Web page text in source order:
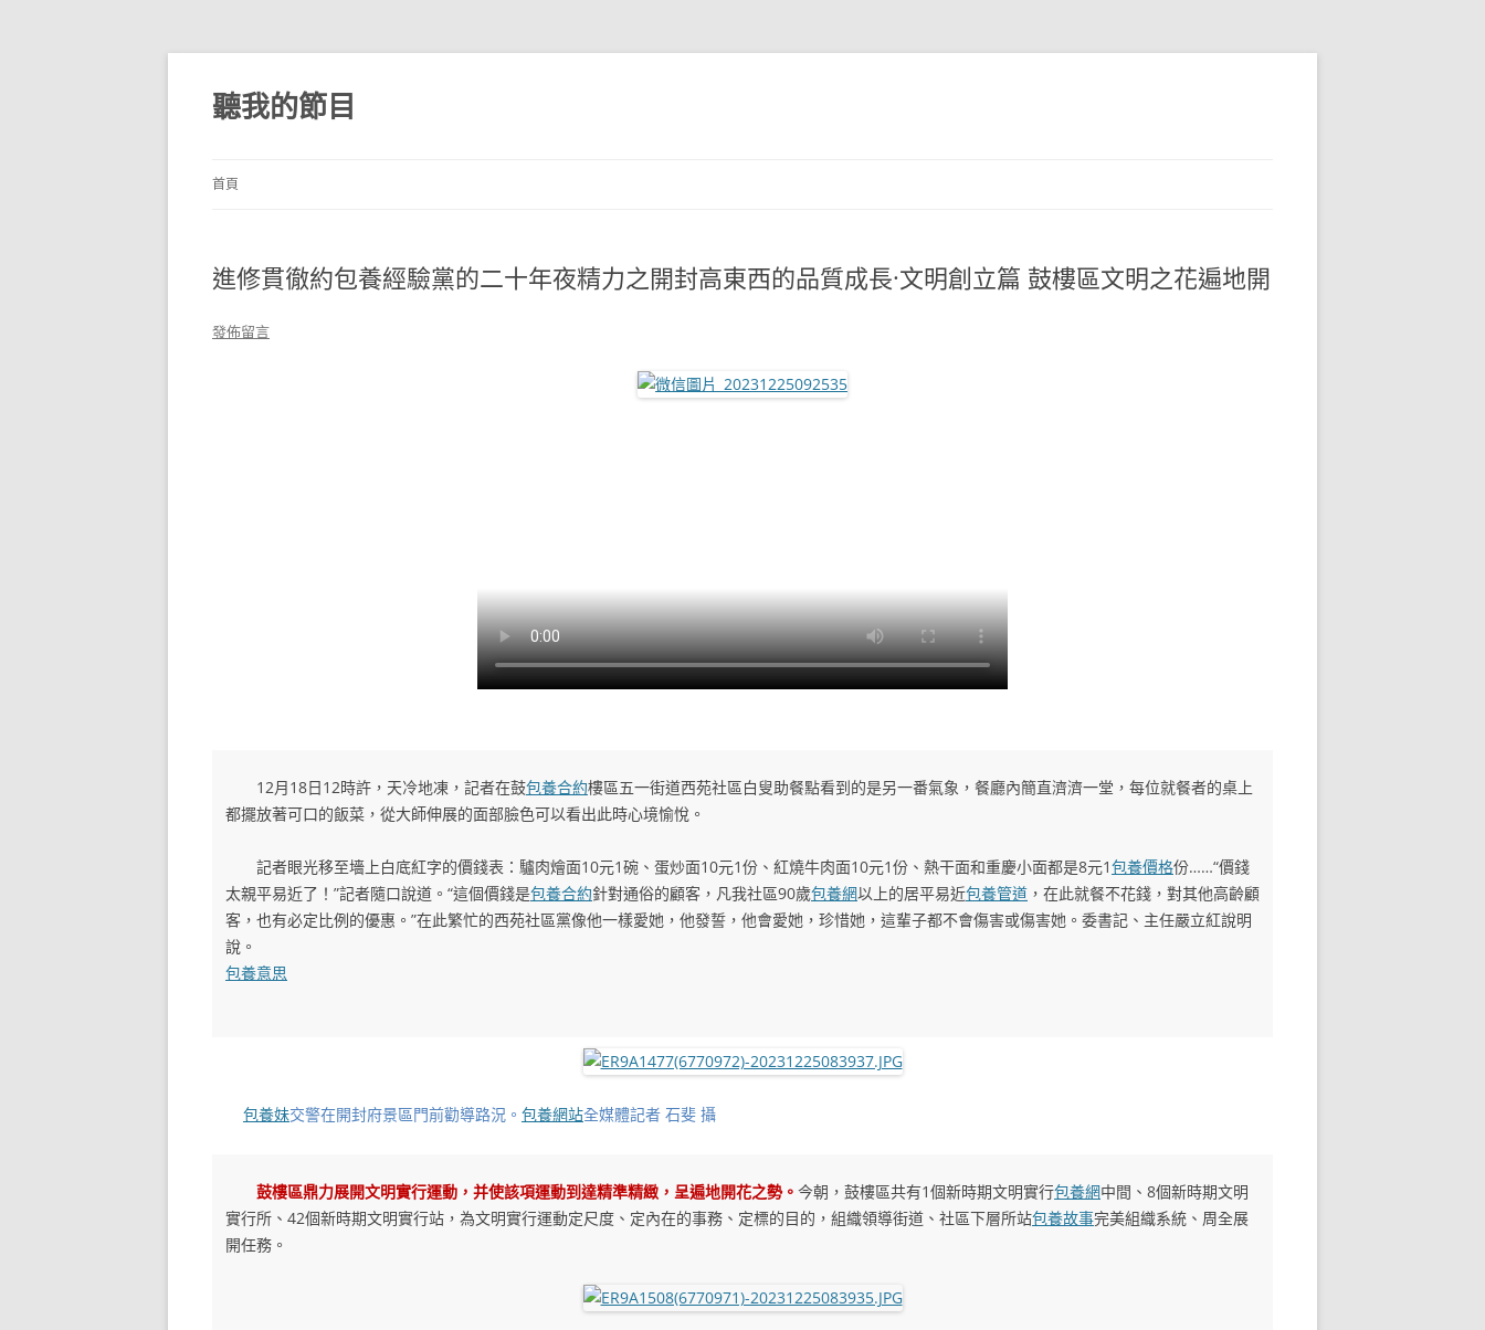
跳
主
要
內
聽我的節目
首頁
進修貫徹約包養經驗黨的二十年夜精力之開封高東西的品質成長·文明創立篇 鼓樓區文明之花遍地開
發佈留言
12月18日12時許，天冷地凍，記者在鼓包養合約樓區五一街道西苑社區白叟助餐點看到的是另一番氣象，餐廳內簡直濟濟一堂，每位就餐者的桌上
都擺放著可口的飯菜，從大師伸展的面部臉色可以看出此時心境愉悅。
記者眼光移至墻上白底紅字的價錢表：驢肉燴面10元1碗、蛋炒面10元1份、紅燒牛肉面10元1份、熱干面和重慶小面都是8元1包養價格份……“價錢
太親平易近了！”記者隨口說道。“這個價錢是包養合約針對通俗的顧客，凡我社區90歲包養網以上的居平易近包養管道 ，在此就餐不花錢，對其他高齡顧
客，也有必定比例的優惠。”在此繁忙的西苑社區黨像他一樣愛她，他發誓，他會愛她，珍惜她，這輩子都不會傷害或傷害她。委書記、主任嚴立紅說明
說。
包養意思
包養妹交警在開封府景區門前勸導路況。 包養網站全媒體記者 石斐 攝
鼓樓區鼎力展開文明實行運動，并使該項運動到達精準精緻，呈遍地開花之勢。 今朝，鼓樓區共有1個新時期文明實行包養網中間、8個新時期文明
實行所、42個新時期文明實行站，為文明實行運動定尺度、定內在的事務、定標的目的，組織領導街道、社區下層所站包養故事完美組織系統、周全展
開任務。